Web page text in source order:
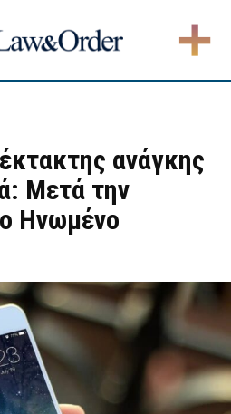
ανάγκης
Μετά την
Ηνωμένο